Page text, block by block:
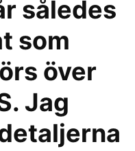
således
som
över
Jag